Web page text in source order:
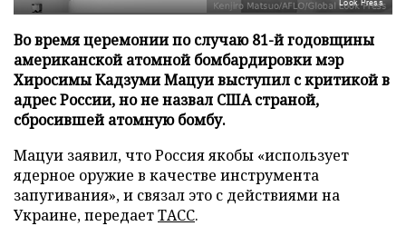
Look Press
Во время церемонии по случаю 81-й годовщины
американской атомной бомбардировки мэр
Хиросимы Кадзуми Мацуи выступил с критикой в
адрес России, но не назвал США страной,
сбросившей атомную бомбу.
Мацуи заявил, что Россия якобы «использует
ядерное оружие в качестве инструмента
запугивания», и связал это с действиями на
Украине, передаетТАСС.